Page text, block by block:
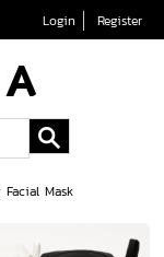
Login Register
Mask